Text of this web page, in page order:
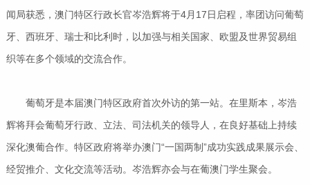
闻局获悉，澳门特区行政长官岑浩辉将于4月17日启程，率团访问葡萄
牙、西班牙、瑞士和比利时，以加强与相关国家、欧盟及世界贸易组
织等在多个领域的交流合作。
葡萄牙是本届澳门特区政府首次外访的第一站。在里斯本，岑浩
辉将拜会葡萄牙行政、立法、司法机关的领导人，在良好基础上持续
深化澳葡合作。特区政府将举办澳门“一国两制”成功实践成果展示会、
经贸推介、文化交流等活动。岑浩辉亦会与在葡澳门学生聚会。